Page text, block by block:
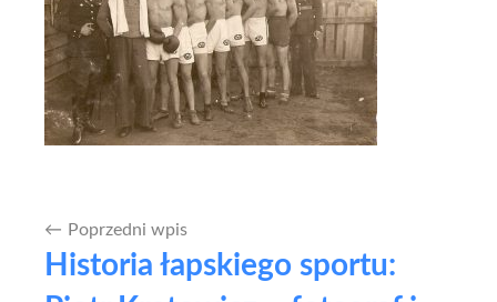
Nawigacja
wpisu
Poprzedni wpis
Historia łapskiego sportu: